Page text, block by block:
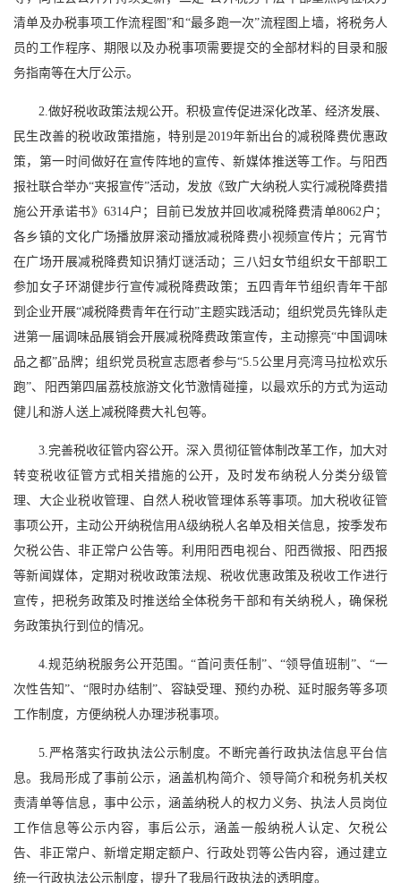
清单及办税事项工作流程图”和“最多跑一次”流程图上墙，将税务人
员的工作程序、期限以及办税事项需要提交的全部材料的目录和服
务指南等在大厅公示。
2.做好税收政策法规公开。积极宣传促进深化改革、经济发展、
民生改善的税收政策措施，特别是2019年新出台的减税降费优惠政
策，第一时间做好在宣传阵地的宣传、新媒体推送等工作。与阳西
报社联合举办“夹报宣传”活动，发放《致广大纳税人实行减税降费措
施公开承诺书》6314户；目前已发放并回收减税降费清单8062户；
各乡镇的文化广场播放屏滚动播放减税降费小视频宣传片；元宵节
在广场开展减税降费知识猜灯谜活动；三八妇女节组织女干部职工
参加女子环湖健步行宣传减税降费政策；五四青年节组织青年干部
到企业开展“减税降费青年在行动”主题实践活动；组织党员先锋队走
进第一届调味品展销会开展减税降费政策宣传，主动擦亮“中国调味
品之都”品牌；组织党员税宣志愿者参与“5.5公里月亮湾马拉松欢乐
跑”、阳西第四届荔枝旅游文化节激情碰撞，以最欢乐的方式为运动
健儿和游人送上减税降费大礼包等。
3.完善税收征管内容公开。深入贯彻征管体制改革工作，加大对
转变税收征管方式相关措施的公开，及时发布纳税人分类分级管
理、大企业税收管理、自然人税收管理体系等事项。加大税收征管
事项公开，主动公开纳税信用A级纳税人名单及相关信息，按季发布
欠税公告、非正常户公告等。利用阳西电视台、阳西微报、阳西报
等新闻媒体，定期对税收政策法规、税收优惠政策及税收工作进行
宣传，把税务政策及时推送给全体税务干部和有关纳税人，确保税
务政策执行到位的情况。
4.规范纳税服务公开范围。“首问责任制”、“领导值班制”、“一
次性告知”、“限时办结制”、容缺受理、预约办税、延时服务等多项
工作制度，方便纳税人办理涉税事项。
5.严格落实行政执法公示制度。不断完善行政执法信息平台信
息。我局形成了事前公示，涵盖机构简介、领导简介和税务机关权
责清单等信息，事中公示，涵盖纳税人的权力义务、执法人员岗位
工作信息等公示内容，事后公示，涵盖一般纳税人认定、欠税公
告、非正常户、新增定期定额户、行政处罚等公告内容，通过建立
统一行政执法公示制度，提升了我局行政执法的透明度。